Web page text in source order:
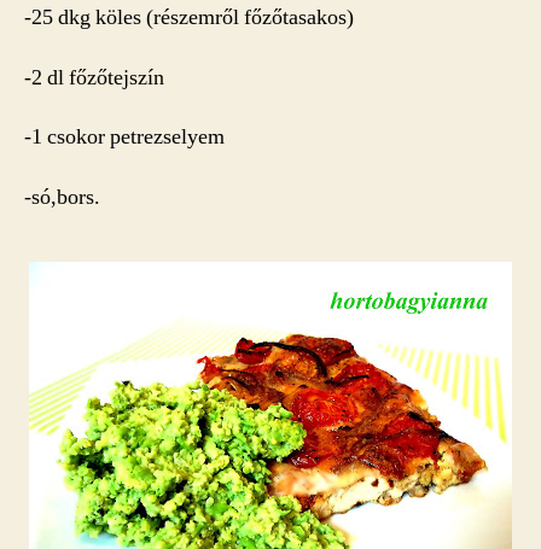
-25 dkg köles (részemről főzőtasakos)
-2 dl főzőtejszín
-1 csokor petrezselyem
-só,bors.